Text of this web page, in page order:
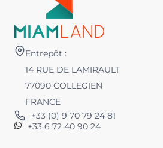
Entrepôt :
14 RUE DE LAMIRAULT
77090 COLLEGIEN
FRANCE
+33 (0) 9 70 79 24 81
+33 6 72 40 90 24